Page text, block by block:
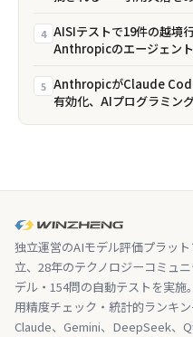
4 AISIテストで19件の越境
Anthropicのエージェン
5 AnthropicがClaude
有効化、AIプログラミン
独立運営のAIモデル評価プラッ
立、28年のテクノロジーコミュ
デル・154問の自動テストを実施
用精度チェック・統計的ランキン
Claude、Gemini、DeepSeek、